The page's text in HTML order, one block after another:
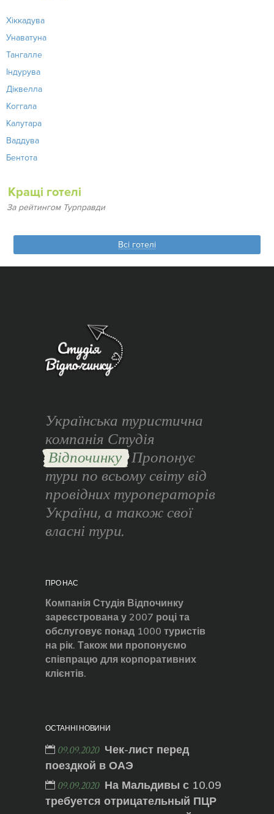
Хіккадува
Унаватуна
Тангалле
Індурува
Діквелла
Коггала
Калутара
Ваддува
Бентота
Кращі готелі
За рейтингом Турправди
Всі готелі
Українська туристична
компанія Студія
Відпочинку Пропонує
тури по всьому світу від
провідних туроператорів
України, а також свої
власні тури.
ПРО НАС
Компанія Студія Відпочинку
зареєстрована у 2007 році та
обслуговує понад 1000 туристів
на рік. Також ми пропонуємо
співпрацю для корпоративних
клієнтів.
ОСТАННІ НОВИНИ
09.09.2020 Чек-лист перед
поездкой в ОАЭ
09.09.2020 На Мальдивы с 10.09
требуется отрицательный ПЦР